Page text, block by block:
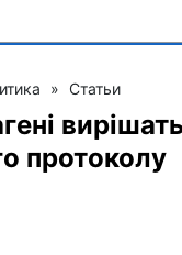
» Статьи
протоколу